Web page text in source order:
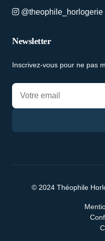
@theophile_horlogerie
Newsletter
Inscrivez-vous pour ne pas
© 2024 Théophile